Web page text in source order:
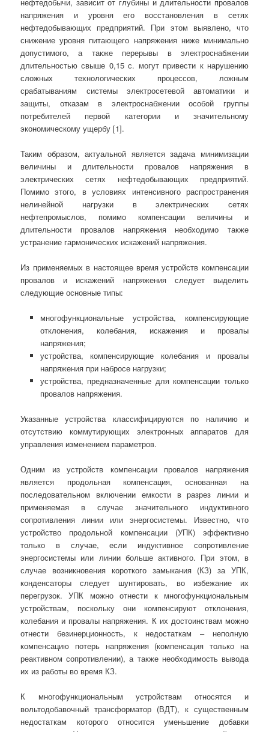
напряжения и уровня его восстановления в сетях
нефтедобывающих предприятий. При этом выявлено, что
снижение уровня питающего напряжения ниже минимально
допустимого, а также перерывы в электроснабжении
длительностью свыше 0,15 с. могут привести к нарушению
сложных технологических процессов, ложным
срабатываниям системы электросетевой автоматики и
защиты, отказам в электроснабжении особой группы
потребителей первой категории и значительному
экономическому ущербу [1].
Таким образом, актуальной является задача минимизации
величины и длительности провалов напряжения в
электрических сетях нефтедобывающих предприятий.
Помимо этого, в условиях интенсивного распространения
нелинейной нагрузки в электрических сетях
нефтепромыслов, помимо компенсации величины и
длительности провалов напряжения необходимо также
устранение гармонических искажений напряжения.
Из применяемых в настоящее время устройств компенсации
провалов и искажений напряжения следует выделить
следующие основные типы:
многофункциональные устройства, компенсирующие
отклонения, колебания, искажения и провалы
напряжения;
устройства, компенсирующие колебания и провалы
напряжения при набросе нагрузки;
устройства, предназначенные для компенсации только
провалов напряжения.
Указанные устройства классифицируются по наличию и
отсутствию коммутирующих электронных аппаратов для
управления изменением параметров.
Одним из устройств компенсации провалов напряжения
является продольная компенсация, основанная на
последовательном включении емкости в разрез линии и
применяемая в случае значительного индуктивного
сопротивления линии или энергосистемы. Известно, что
устройство продольной компенсации (УПК) эффективно
только в случае, если индуктивное сопротивление
энергосистемы или линии больше активного. При этом, в
случае возникновения короткого замыкания (КЗ) за УПК,
конденсаторы следует шунтировать, во избежание их
перегрузок. УПК можно отнести к многофункциональным
устройствам, поскольку они компенсируют отклонения,
колебания и провалы напряжения. К их достоинствам можно
отнести безинерционность, к недостаткам – неполную
компенсацию потерь напряжения (компенсация только на
реактивном сопротивлении), а также необходимость вывода
их из работы во время КЗ.
К многофункциональным устройствам относятся и
вольтодобавочный трансформатор (ВДТ), к существенным
недостаткам которого относится уменьшение добавки